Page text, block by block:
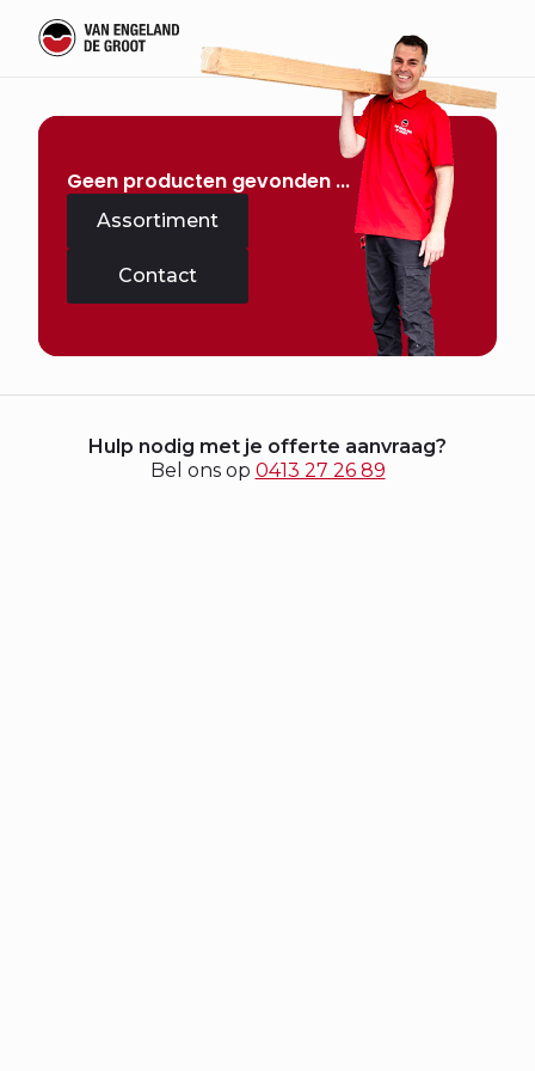
Geen producten gevonden ...
Assortiment
Contact
Hulp nodig met je offerte aanvraag?
Bel ons op 0413 27 26 89